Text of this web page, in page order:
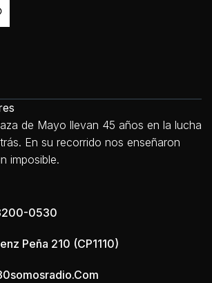
de Mayo llevan 45 años en la lucha
En su recorrido nos enseñaron
imposible.
0530
Peña 210 (CP1110)